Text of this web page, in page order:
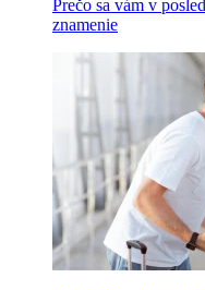
Prečo sa vám v
znamenie